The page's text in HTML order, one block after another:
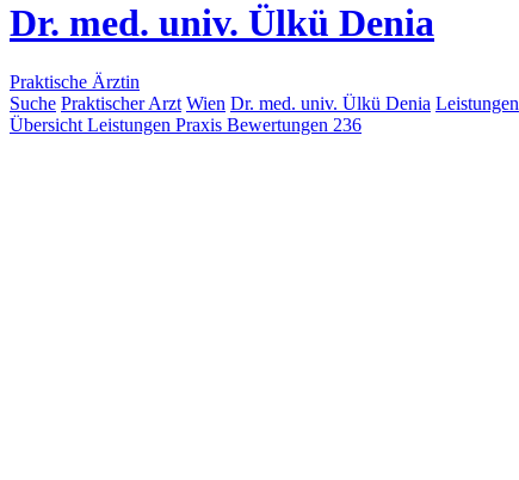
Dr. med. univ. Ülkü Denia
Praktische Ärztin
Suche Praktischer Arzt Wien Dr. med. univ. Ülkü Denia Leistungen
Übersicht Leistungen Praxis Bewertungen 236